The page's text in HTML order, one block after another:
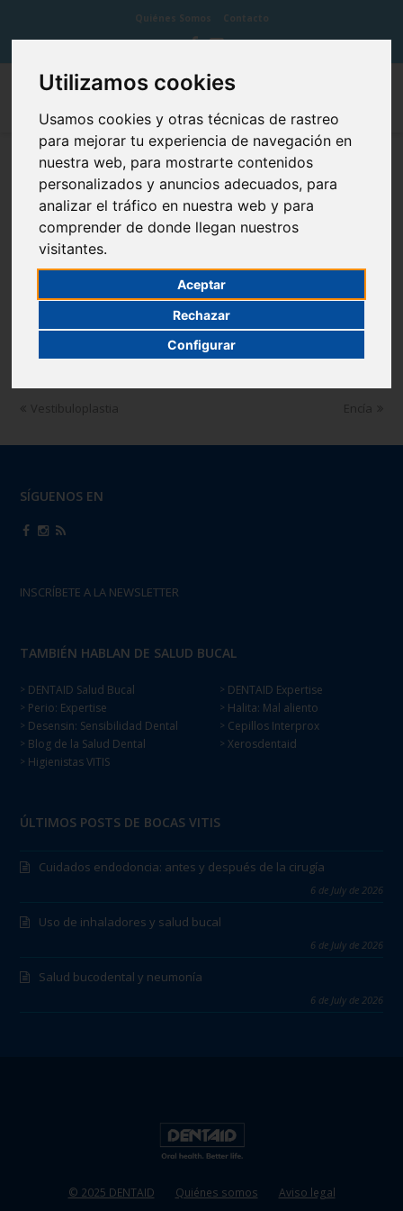
Utilizamos cookies
Usamos cookies y otras técnicas de rastreo
para mejorar tu experiencia de navegación en
nuestra web, para mostrarte contenidos
personalizados y anuncios adecuados, para
analizar el tráfico en nuestra web y para
comprender de donde llegan nuestros
visitantes.
Aceptar
Rechazar
Configurar
Quiénes Somos Contacto
Xerostomía
La Xerostomía es la sensación subjetiva de sequedad de la boca
por la disminución de la saliva (también denominada
hiposalivación o asialorrea) causada por el mal funcionamiento
Vestibuloplastia Encía
SÍGUENOS EN
INSCRÍBETE A LA NEWSLETTER
TAMBIÉN HABLAN DE SALUD BUCAL
> DENTAID Salud Bucal
> Perio: Expertise
> Desensin: Sensibilidad Dental
> Blog de la Salud Dental
> Higienistas VITIS
> DENTAID Expertise
> Halita: Mal aliento
> Cepillos Interprox
> Xerosdentaid
ÚLTIMOS POSTS DE BOCAS VITIS
Cuidados endodoncia: antes y después de la cirugía
6 de July de 2026
Uso de inhaladores y salud bucal
6 de July de 2026
Salud bucodental y neumonía
6 de July de 2026
© 2025 DENTAID Quiénes somos Aviso legal